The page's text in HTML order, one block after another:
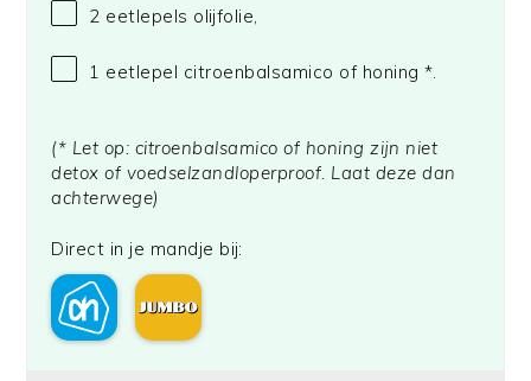
2 eetlepels olijfolie,
1 eetlepel citroenbalsamico of honing *.
(* Let op: citroenbalsamico of honing zijn niet
detox of voedselzandloperproof. Laat deze dan
achterwege)
Direct in je mandje bij: